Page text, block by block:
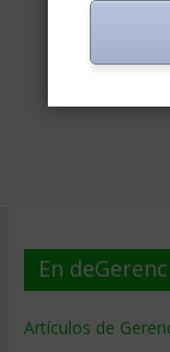
En
Artículos de